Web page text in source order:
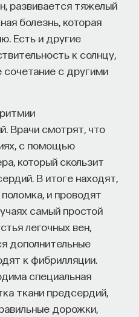
развивается тяжелый
болезнь, которая
Есть и другие
к солнцу,
сочетание с другими
Врачи смотрят, что
с помощью
который скользит
В итоге находят,
и проводят
самый простой
легочных вен,
дополнительные
к фибрилляции.
специальная
ткани предсердий,
дорожки,